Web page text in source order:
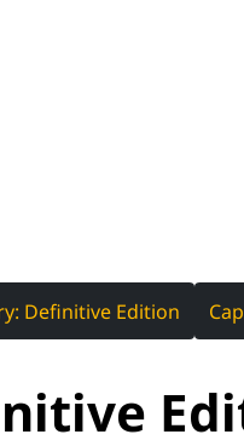
Definitive Edition